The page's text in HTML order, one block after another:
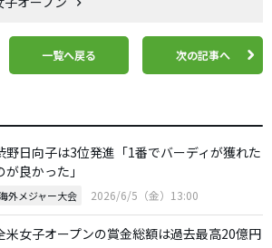
一覧へ戻る 次の記事へ
野日向子は3位発進「1番でバーディが獲れた
が良かった」
外メジャー大会 2026/6/5（金）13:00
米女子オープンの賞金総額は過去最高20億円